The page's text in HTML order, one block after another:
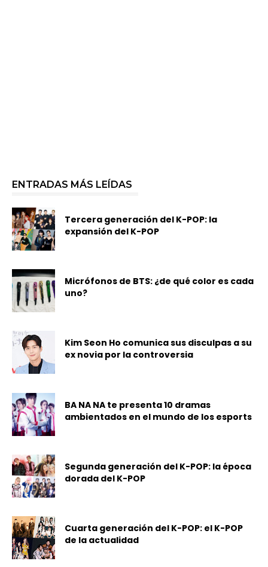
ENTRADAS MÁS LEÍDAS
Tercera generación del K-POP: la
expansión del K-POP
Micrófonos de BTS: ¿de qué color es cada
uno?
Kim Seon Ho comunica sus disculpas a su
ex novia por la controversia
BA NA NA te presenta 10 dramas
ambientados en el mundo de los esports
Segunda generación del K-POP: la época
dorada del K-POP
Cuarta generación del K-POP: el K-POP
de la actualidad